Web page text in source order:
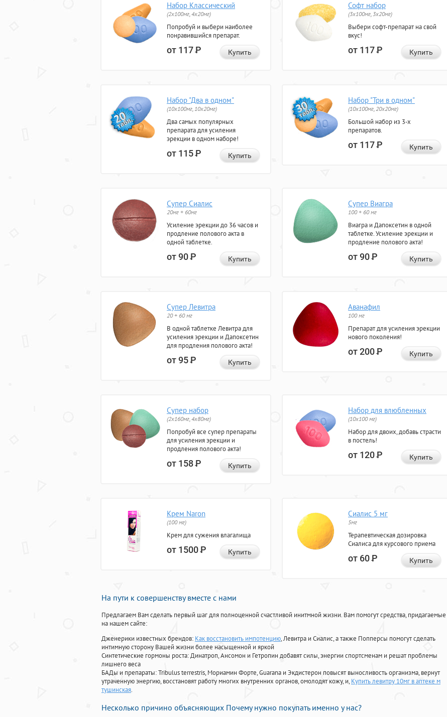
Набор Классический
(2x100мг, 4x20мг)
Попробуй и выбери наиболее
понравившийся препарат.
от 117Р Купить
Софт набор
(3x100мг, 3x20мг)
Выбери софт-препарат на свой
вкус!
от 117Р Купить
Набор "Два в одном"
(10x100мг, 10x20мг)
Два самых популярных
препарата для усиления
эрекции в одном наборе!
от 115Р Купить
Набор "Три в одном"
(10x100мг, 20x20мг)
Большой набор из 3-х
препаратов.
от 117Р Купить
Супер Сиалис
20мг + 60мг
Усиление эрекции до 36 часов и
продление полового акта в
одной таблетке.
от 90Р Купить
Супер Виагра
100 + 60 мг
Виагра и Дапоксетин в одной
таблетке. Усиление эрекции и
продление полового акта!
от 90Р Купить
Супер Левитра
20 + 60 мг
В одной таблетке Левитра для
усиления эрекции и Дапоксетин
для продления полового акта!
от 95Р Купить
Аванафил
100 мг
Препарат для усиления эрекции
нового поколения!
от 200Р Купить
Супер набор
(2х160мг, 4х80мг)
Попробуй все супер препараты
для усиления эрекции и
продления полового акта!
от 158Р Купить
Набор для влюбленных
(10х100 мг)
Набор для двоих, добавь страсти
в постель!
от 120Р Купить
Крем Naron
(100 мг)
Крем для сужения влагалища
от 1500Р Купить
Сиалис 5 мг
5мг
Терапевтическая дозировка
Сиалиса для курсового приема
от 60Р Купить
На пути к совершенству вместе с нами
Предлагаем Вам сделать первый шаг для полноценной счастливой инитмной жизни. Вам помогут средства, придагаемые
на нашем сайте:
Дженерики известных брендов: Как восстановить импотенцию, Левитра и Сиалис, а также Попперсы помогут сделать
интимную сторону Вашей жизни более насыщенной и яркой
Синтетические гормоны роста: Динатроп, Ансомон и Гетропин добавят силы, энергии спортсменам и решат проблемы
лишнего веса
БАДы и препараты:Tribulus terrestris, Мориамин Форте, Guarana и Экдистерон повысят выносливость организма, вернут
утраченную энергию, восстановят работу многих внутренних органов, омолодят кожу, и, Купить левитру 10мг в аптеке м
тушинская.
Несколько причино объясняющих Почему нужно покупать именно у нас?